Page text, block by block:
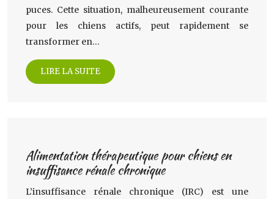
puces. Cette situation, malheureusement courante
pour les chiens actifs, peut rapidement se
transformer en…
LIRE LA SUITE
Alimentation thérapeutique pour chiens en
insuffisance rénale chronique
L’insuffisance rénale chronique (IRC) est une